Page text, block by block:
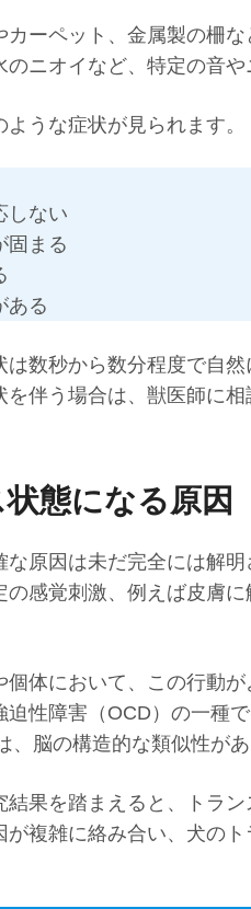
カーペット、金属製の柵
ニオイなど、特定の音
うな症状が見られます。
しない
固まる
ある
は数秒から数分程度で自
伴う場合は、獣医師に相
態になる原因
な原因は未だ完全には解
感覚刺激、例えば皮膚
個体において、この行動
迫性障害（OCD）の一種
、脳の構造的な類似性が
結果を踏まえると、トラ
が複雑に絡み合い、犬の